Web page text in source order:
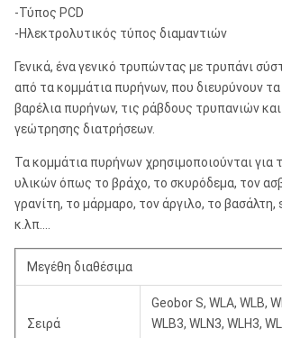
-Τύπος PCD
-Ηλεκτρολυτικός τύπος διαμαντιών
Γενικά, ένα γενικό τρυπώντας με τρυπάνι
από τα κομμάτια πυρήνων, που διευρύνουν
βαρέλια πυρήνων, τις ράβδους τρυπανιών
γεώτρησης διατρήσεων.
Τα κομμάτια πυρήνων χρησιμοποιούνται για
υλικών όπως το βράχο, το σκυρόδεμα, τον
γρανίτη, το μάρμαρο, τον άργιλο, το
κ.λπ….
Μεγέθη διαθέσιμα
Σειρά
Geobor S, WLA, WLB,
WLB3, WLN3, WLH3,